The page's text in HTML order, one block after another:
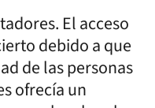
El acceso
debido a que
de las personas
ofrecía un